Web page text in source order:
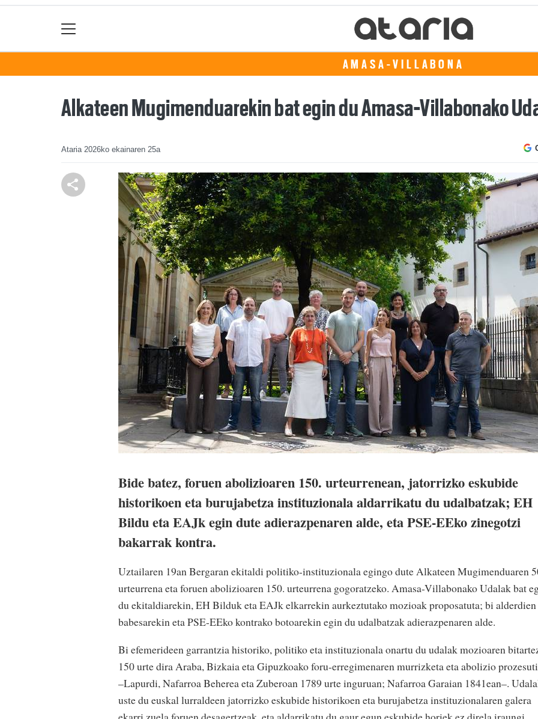
AMASA-VILLABONA
Alkateen Mugimenduarekin bat egin du Amasa-Villabonako
Ataria 2026ko ekainaren 25a
Bide batez, foruen abolizioaren 150. urteurrenean, jatorrizko eskubide
historikoen eta burujabetza instituzionala aldarrikatu du udalbatzak; EH
Bildu eta EAJk egin dute adierazpenaren alde, eta PSE-EEko zinegotzi
bakarrak kontra.
Uztailaren 19an Bergaran ekitaldi politiko-instituzionala egingo dute Alkateen Mugimenduaren
urteurrena eta foruen abolizioaren 150. urteurrena gogoratzeko. Amasa-Villabonako Udalak bat
du ekitaldiarekin, EH Bilduk eta EAJk elkarrekin aurkeztutako mozioak proposatuta; bi alderdien
babesarekin eta PSE-EEko kontrako botoarekin egin du udalbatzak adierazpenaren alde.
Bi efemerideen garrantzia historiko, politiko eta instituzionala onartu du udalak mozioaren
150 urte dira Araba, Bizkaia eta Gipuzkoako foru-erregimenaren murrizketa eta abolizio
–Lapurdi, Nafarroa Beherea eta Zuberoan 1789 urte inguruan; Nafarroa Garaian 1841ean–.
uste du euskal lurraldeen jatorrizko eskubide historikoen eta burujabetza instituzionalaren galera